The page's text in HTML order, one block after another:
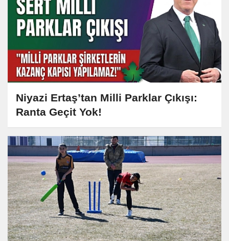
Niyazi Ertaş’tan Milli Parklar Çıkışı:
Ranta Geçit Yok!